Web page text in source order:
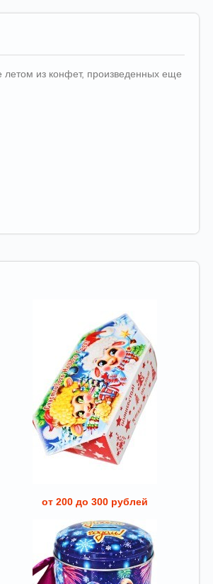
летом из конфет, произведенных еще
от 200 до 300 рублей